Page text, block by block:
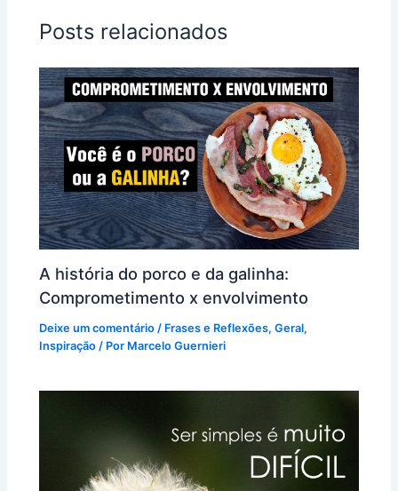
Posts relacionados
A história do porco e da galinha:
Comprometimento x envolvimento
Deixe um comentário / Frases e Reflexões,Geral,
Inspiração / Por Marcelo Guernieri